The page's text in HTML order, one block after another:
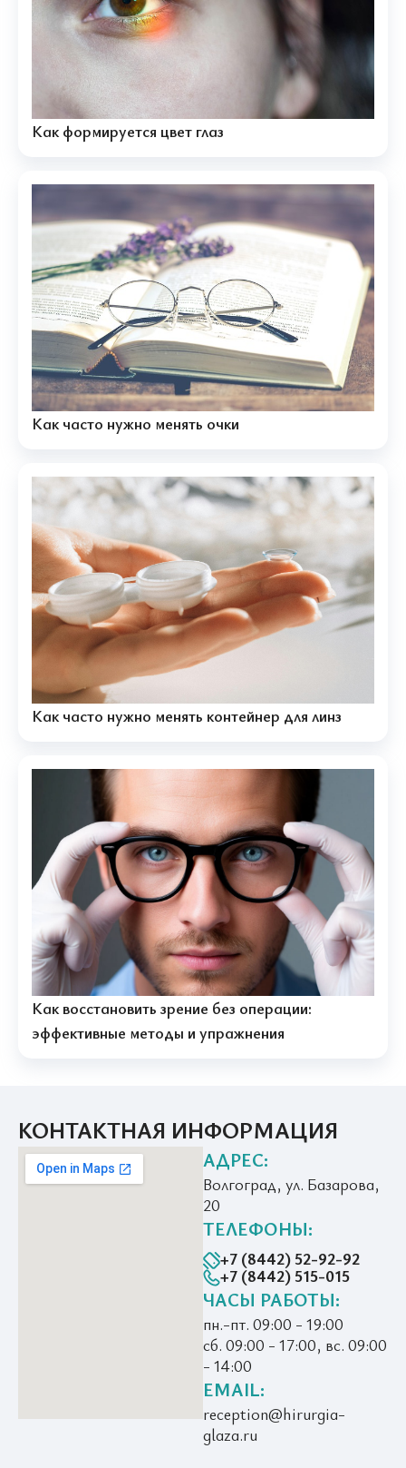
Как формируется цвет глаз
Как часто нужно менять очки
Как часто нужно менять контейнер для линз
Как восстановить зрение без операции:
эффективные методы и упражнения
КОНТАКТНАЯ ИНФОРМАЦИЯ
АДРЕС:
Волгоград, ул. Базарова,
20
ТЕЛЕФОНЫ:
+7 (8442) 52-92-92
+7 (8442) 515-015
ЧАСЫ РАБОТЫ:
пн.-пт. 09:00 - 19:00
сб. 09:00 - 17:00, вс. 09:00
- 14:00
EMAIL:
reception@hirurgia-
glaza.ru